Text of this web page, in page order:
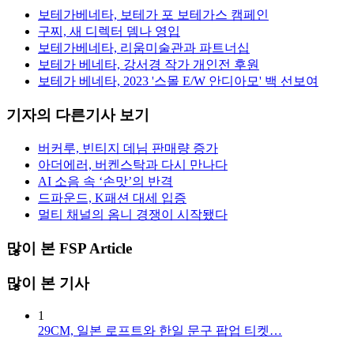
보테가베네타, 보테가 포 보테가스 캠페인
구찌, 새 디렉터 뎀나 영입
보테가베네타, 리움미술관과 파트너십
보테가 베네타, 강서경 작가 개인전 후원
보테가 베네타, 2023 '스몰 E/W 안디아모' 백 선보여
기자의 다른기사 보기
버커루, 빈티지 데님 판매량 증가
아더에러, 버켄스탁과 다시 만나다
AI 소음 속 ‘손맛’의 반격
드파운드, K패션 대세 입증
멀티 채널의 옴니 경쟁이 시작됐다
많이 본 FSP Article
많이 본 기사
1
29CM, 일본 로프트와 한일 문구 팝업 티켓…